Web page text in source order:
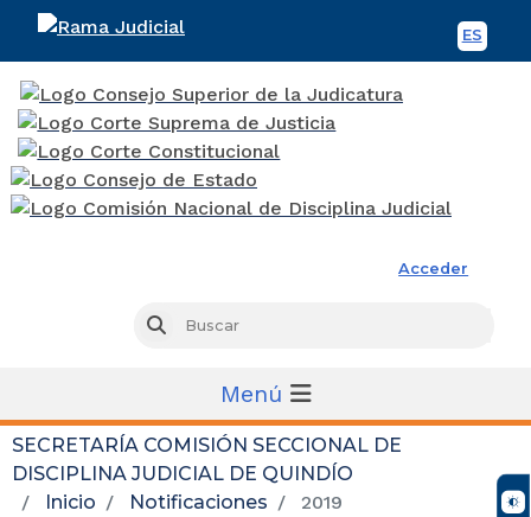
ES
Acceder
Buscar
Menú
SECRETARÍA COMISIÓN SECCIONAL DE
DISCIPLINA JUDICIAL DE QUINDÍO
Inicio
Notificaciones 2019